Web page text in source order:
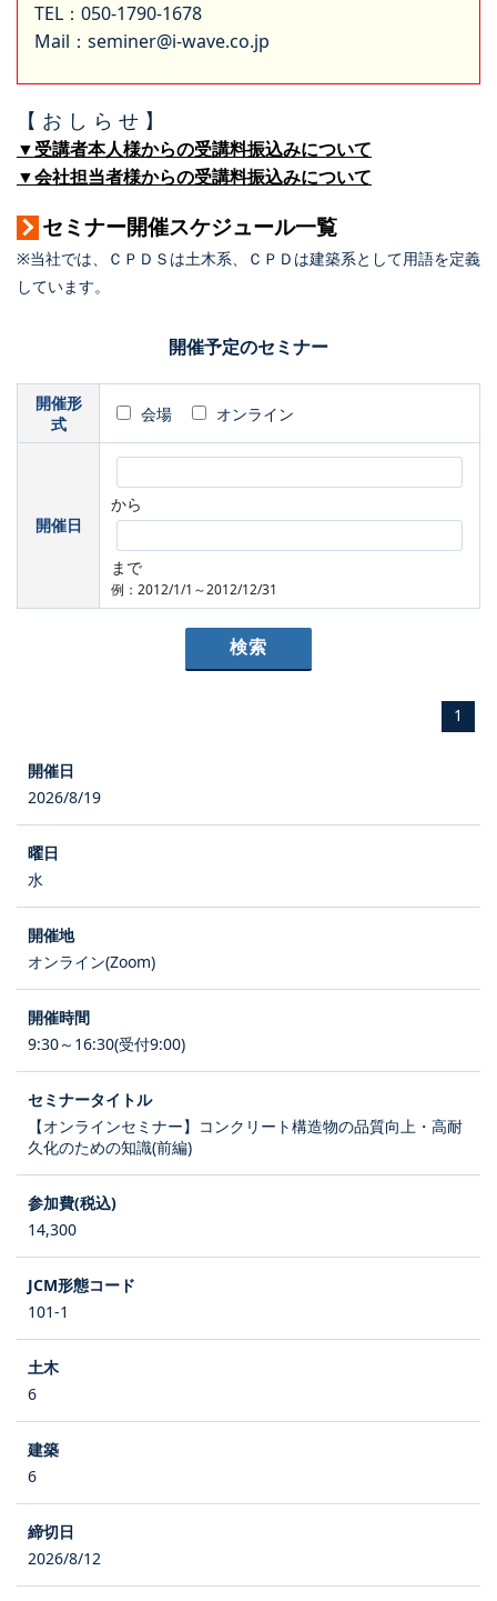
TEL：050-1790-1678
Mail：seminer@i-wave.co.jp
【 お し ら せ 】
▼受講者本人様からの受講料振込みについて
▼会社担当者様からの受講料振込みについて
セミナー開催スケジュール一覧
※当社では、ＣＰＤＳは土木系、ＣＰＤは建築系として用語を定義
しています。
開催予定のセミナー
開催形
式
会場 オンライン
開催日
から
まで
例：2012/1/1～2012/12/31
1
2026/8/19
水
オンライン(Zoom)
9:30～16:30(受付9:00)
【オンラインセミナー】コンクリート構造物の品質向上・高耐
久化のための知識(前編)
14,300
101-1
6
6
2026/8/12